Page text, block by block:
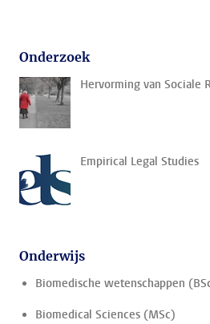
Onderzoek
Hervorming van Sociale
Empirical Legal Studies
Onderwijs
Biomedische wetenschappen
Biomedical Sciences (MSc)